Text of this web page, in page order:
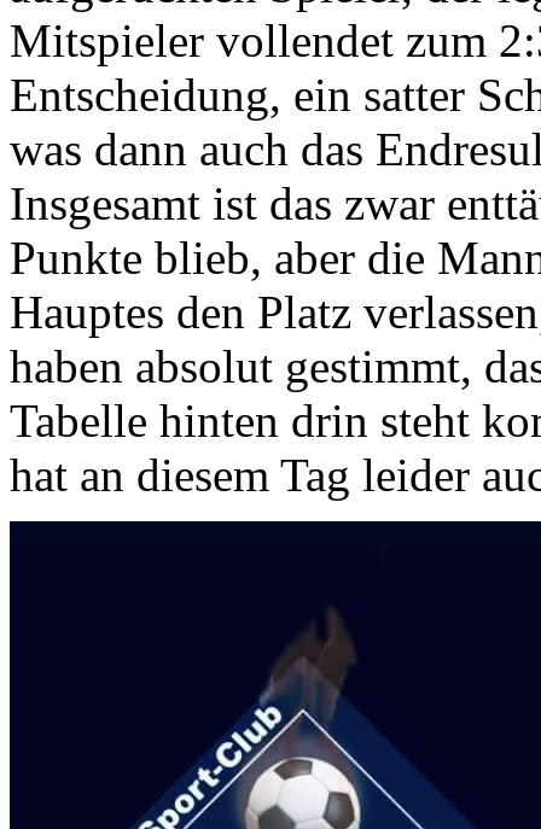
Mitspieler vollendet zum
Entscheidung, ein satter
was dann auch das
Insgesamt ist das zwar
Punkte blieb, aber die
Hauptes den Platz
haben absolut gestimmt,
Tabelle hinten drin steht
hat an diesem Tag leider